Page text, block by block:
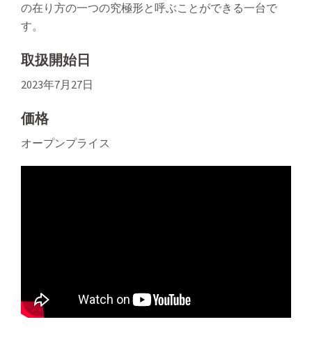
の在り方の一つの究極形と呼ぶことができる一台で
す。
取扱開始日
2023年7月27日
価格
オープンプライス